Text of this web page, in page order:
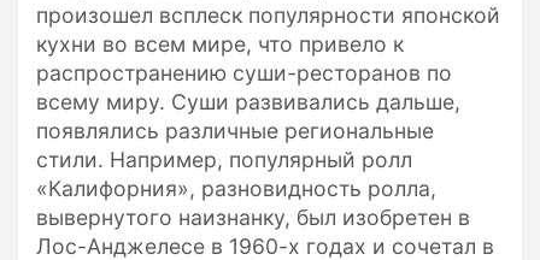
произошел всплеск популярности японской
кухни во всем мире, что привело к
распространению суши-ресторанов по
всему миру. Суши развивались дальше,
появлялись различные региональные
стили. Например, популярный ролл
«Калифорния», разновидность ролла,
вывернутого наизнанку, был изобретен в
Лос-Анджелесе в 1960-х годах и сочетал в